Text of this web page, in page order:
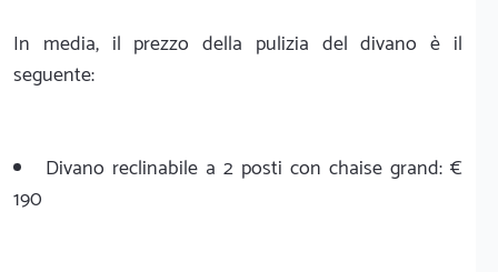
In media, il prezzo della pulizia del divano è il
seguente:
Divano reclinabile a 2 posti con chaise grand: €
190